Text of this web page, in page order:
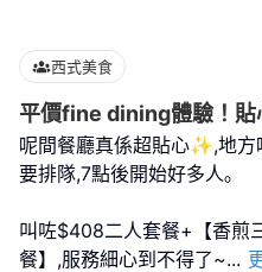
西式美食
平價fine dining體驗！貼
呢間餐廳真係超貼心✨,地
要排隊,7點後開始好多人｡
叫咗$408二人套餐+【香煎
餐】,服務細心到不得了~...